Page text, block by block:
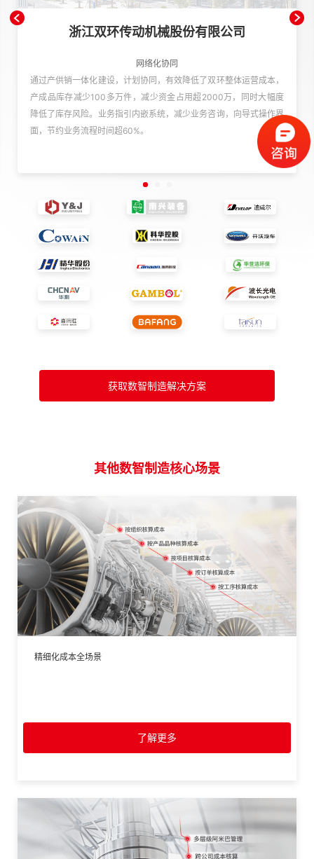
浙江双环传动机械股份有限公司
网络化协同
通过产供销一体化建设，计划协同，有效降低了双环整体运营成本，
产成品库存减少100多万件，减少资金占用超2000万，同时大幅度
降低了库存风险。业务指引内嵌系统，减少业务咨询，向导式操作界
面，节约业务流程时间超60%。
获取数智制造解决方案
其他数智制造核心场景
精细化成本全场景
了解更多